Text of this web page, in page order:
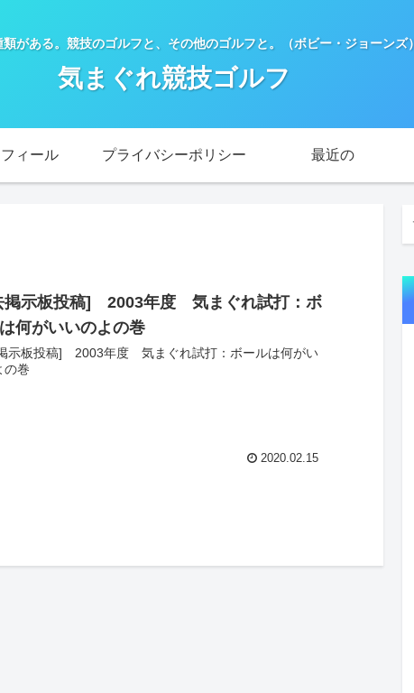
がある。競技のゴルフと、その他のゴルフと。（ボビー・ジョーンズ
気まぐれ競技ゴルフ
ィール プライバシーポリシー 最近の
掲示板投稿] 2003年度 気まぐれ試打：ボ
何がいいのよの巻
示板投稿] 2003年度 気まぐれ試打：ボールは何がい
の巻
2020.02.15